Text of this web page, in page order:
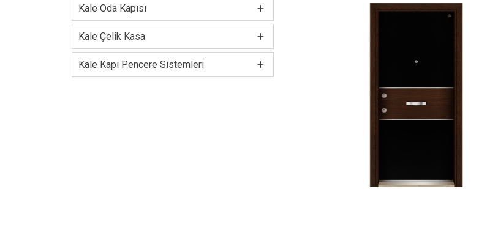
+
Kale Oda Kapısı
+
Kale Çelik Kasa
+
Kale Kapı Pencere Sistemleri